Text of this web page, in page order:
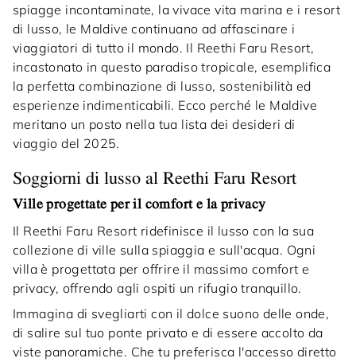
spiagge incontaminate, la vivace vita marina e i resort
di lusso, le Maldive continuano ad affascinare i
viaggiatori di tutto il mondo. Il Reethi Faru Resort,
incastonato in questo paradiso tropicale, esemplifica
la perfetta combinazione di lusso, sostenibilità ed
esperienze indimenticabili. Ecco perché le Maldive
meritano un posto nella tua lista dei desideri di
viaggio del 2025.
Soggiorni di lusso al Reethi Faru Resort
Ville progettate per il comfort e la privacy
Il Reethi Faru Resort ridefinisce il lusso con la sua
collezione di ville sulla spiaggia e sull'acqua. Ogni
villa è progettata per offrire il massimo comfort e
privacy, offrendo agli ospiti un rifugio tranquillo.
Immagina di svegliarti con il dolce suono delle onde,
di salire sul tuo ponte privato e di essere accolto da
viste panoramiche. Che tu preferisca l'accesso diretto